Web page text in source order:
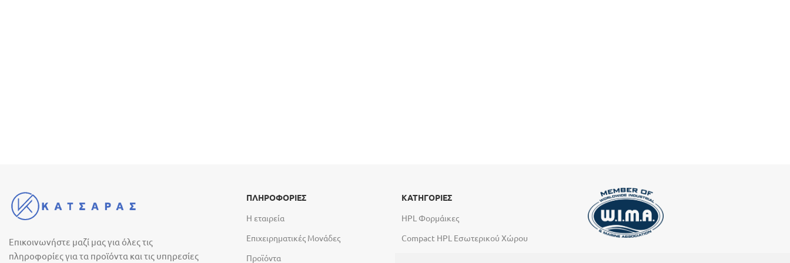
Επικοινωνήστε μαζί μας για όλες τις
πληροφορίες για τα προϊόντα και τις υπηρεσίες
ΠΛΗΡΟΦΟΡΙΕΣ
Η εταιρεία
Επιχειρηματικές Μονάδες
Προϊόντα
ΚΑΤΗΓΟΡΙΕΣ
HPL Φορμάικες
Compact HPL Εσωτερικού Χώρου